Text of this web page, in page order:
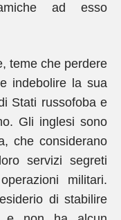
ad esso
teme che perdere
indebolire la sua
Stati russofoba e
Gli inglesi sono
che considerano
servizi segreti
militari.
di stabilire